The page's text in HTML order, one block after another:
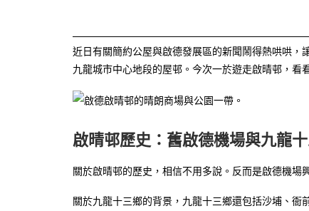
近日有關簡約公屋與啟德發展區的新聞鬧得熱哄哄
九龍城市中心地段的屋邨。今次一於遊走啟晴邨，看
啟晴邨歷史：舊啟德機場與九龍
關於啟晴邨的歷史，相信不用多說。反而是啟德機場
關於九龍十三鄉的背景，九龍十三鄉還包括沙埔、